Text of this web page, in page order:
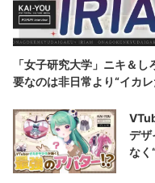
「女子研究大学」ニキ＆
要なのは非日常より“イカ
デ
なく